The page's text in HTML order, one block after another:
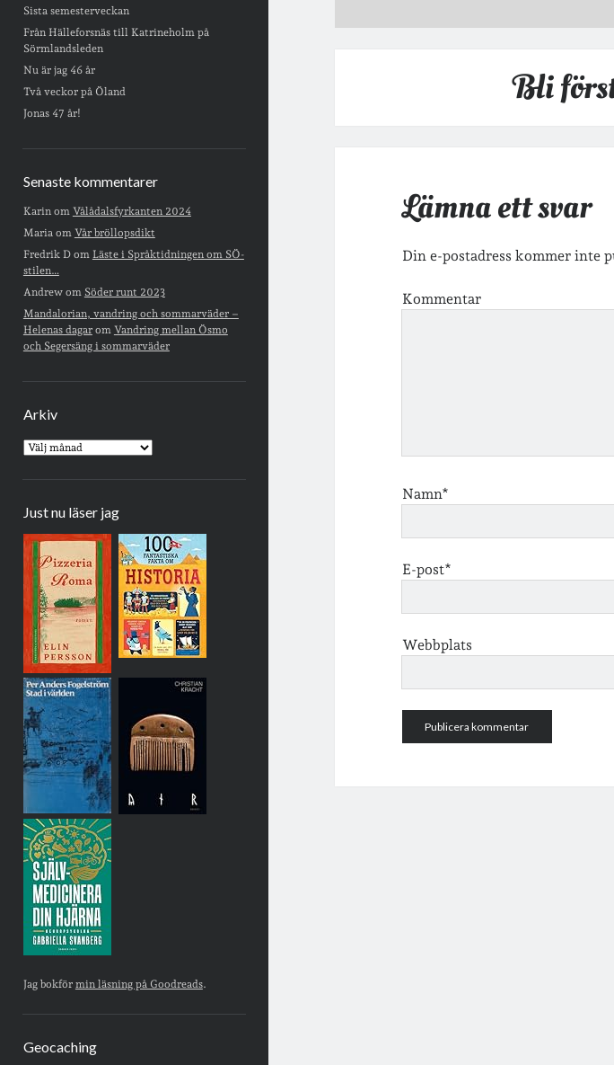
Sista semesterveckan
Från Hälleforsnäs till Katrineholm på
Sörmlandsleden
Nu är jag 46 år
Två veckor på Öland
Jonas 47 år!
Senaste kommentarer
Karin om Vålådalsfyrkanten 2024
Maria om Vår bröllopsdikt
Fredrik Dom Läste i Språktidningen om SÖ-
stilen…
Andrewom Söder runt 2023
Mandalorian, vandring och sommarväder –
Helenas dagarom Vandring mellan Ösmo
och Segersäng i sommarväder
Arkiv
Arkiv
Just nu läser jag
Jag bokför min läsning på Goodreads.
Geocaching
Bli
Lämna ett svar
Din e-postadress kommer inte
Kommentar
Namn*
E-post*
Webbplats